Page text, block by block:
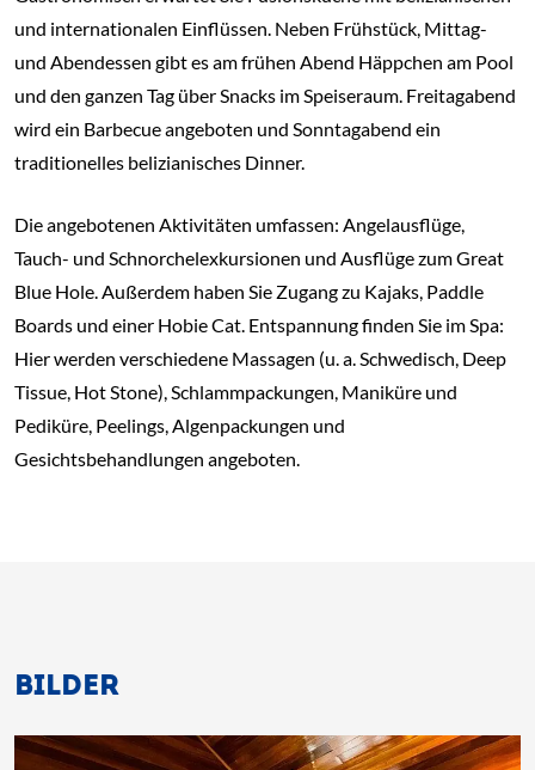
und internationalen Einflüssen. Neben Frühstück, Mittag-
und Abendessen gibt es am frühen Abend Häppchen am Pool
und den ganzen Tag über Snacks im Speiseraum. Freitagabend
wird ein Barbecue angeboten und Sonntagabend ein
traditionelles belizianisches Dinner.
Die angebotenen Aktivitäten umfassen: Angelausflüge,
Tauch- und Schnorchelexkursionen und Ausflüge zum Great
Blue Hole. Außerdem haben Sie Zugang zu Kajaks, Paddle
Boards und einer Hobie Cat. Entspannung finden Sie im Spa:
Hier werden verschiedene Massagen (u. a. Schwedisch, Deep
Tissue, Hot Stone), Schlammpackungen, Maniküre und
Pediküre, Peelings, Algenpackungen und
Gesichtsbehandlungen angeboten.
BILDER